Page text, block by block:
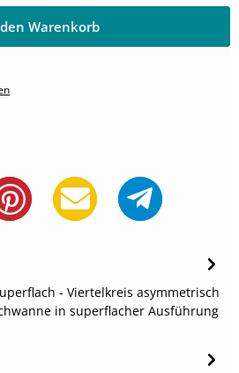
Warenkorb
- Viertelkreis asymmetrisch
in superflacher Ausführung